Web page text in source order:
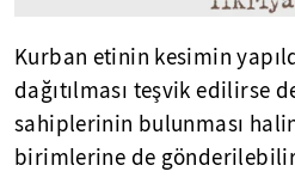
Kurban etinin kesimin
dağıtılması teşvik edilirse
sahiplerinin bulunması
birimlerine de